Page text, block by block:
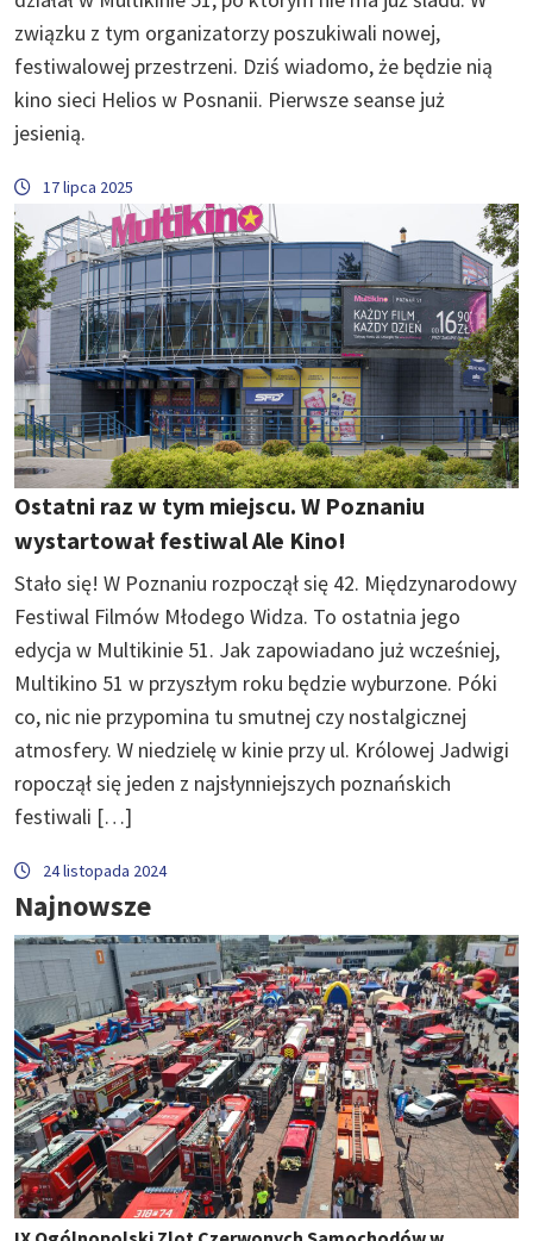
związku z tym organizatorzy poszukiwali nowej,
festiwalowej przestrzeni. Dziś wiadomo, że będzie nią
kino sieci Helios w Posnanii. Pierwsze seanse już
jesienią.
17 lipca 2025
Ostatni raz w tym miejscu. W Poznaniu
wystartował festiwal Ale Kino!
Stało się! W Poznaniu rozpoczął się 42. Międzynarodowy
Festiwal Filmów Młodego Widza. To ostatnia jego
edycja w Multikinie 51. Jak zapowiadano już wcześniej,
Multikino 51 w przyszłym roku będzie wyburzone. Póki
co, nic nie przypomina tu smutnej czy nostalgicznej
atmosfery. W niedzielę w kinie przy ul. Królowej Jadwigi
ropoczął się jeden z najsłynniejszych poznańskich
festiwali […]
24 listopada 2024
Najnowsze